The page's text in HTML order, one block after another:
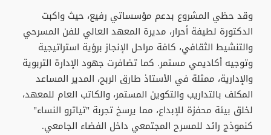
وقد حظي المشروع بدعم مؤسساتي رفيع، حيث واكبت
الدكتورة لطيفة أحرار، مديرة المعهد العالي للفن المسرحي
والتنشيط الثقافي، كافة مراحل الإنجاز برؤية استراتيجية
وتوجيه أكاديمي مستمر. كما تضافرت جهود الإدارة التربوية
والإدارية، ممثلة في الأستاذ طارق الربح، المدير المساعد
المكلف بالتداريب والتكوين المستمر، والكاتب العام للمعهد،
لخلق بيئة محفزة للإبداع، مما يرسخ تجربة "تياترو النساء"
كنموذج رائد للمسرح المجتمعي داخل الفضاء الجامعي.